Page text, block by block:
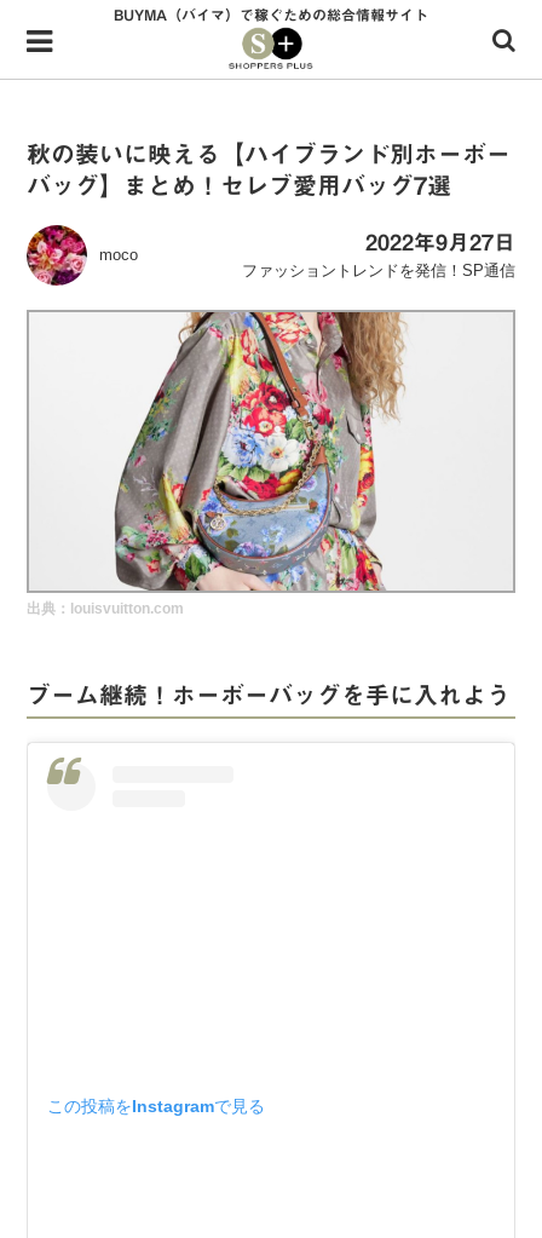
Menu
HOME
34歳独身OLバイマ実践記
無在庫で自由気ままに稼ぐ！バイマ実践記
BUYMAで人気のブランド
BUYMAの売れ筋商品
実録！海外ショップで買ってみた！
海外SHOP LIST
BUYMA（バイマ）で稼ぐための総合情報サイト
秋の装いに映える【ハイブランド別ホーボー
バッグ】まとめ！セレブ愛用バッグ7選
moco
2022年9月27日
ファッショントレンドを発信！SP通信
出典：louisvuitton.com
ブーム継続！ホーボーバッグを手に入れよう
この投稿をInstagramで見る